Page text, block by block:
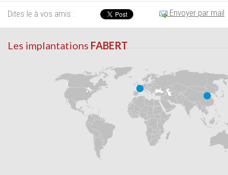
Dites le à vos amis : Envoyer par mail
Les implantations FABERT